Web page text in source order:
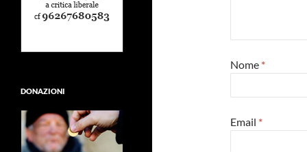
Nome *
Email *
DONAZIONI